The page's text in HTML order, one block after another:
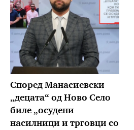
Според Манасиевски
„децата“ од Ново Село
биле „осудени
насилници и трговци со